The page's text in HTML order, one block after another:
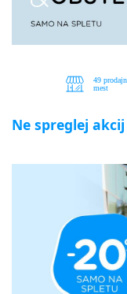
Ne spreglej